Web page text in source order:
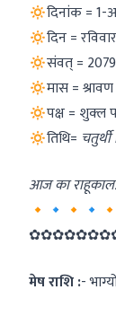
🔅दिनांक = 1-
🔅दिन = रविवार
🔅संवत् = 2079
🔅मास = श्रावण
🔅पक्ष = शुक्ल
🔅तिथि=
आज का
मेष राशि :-